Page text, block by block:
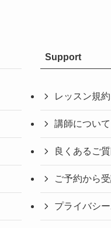
Support
レッスン規約
講師について
良くあるご
ご予約から
プライバシ